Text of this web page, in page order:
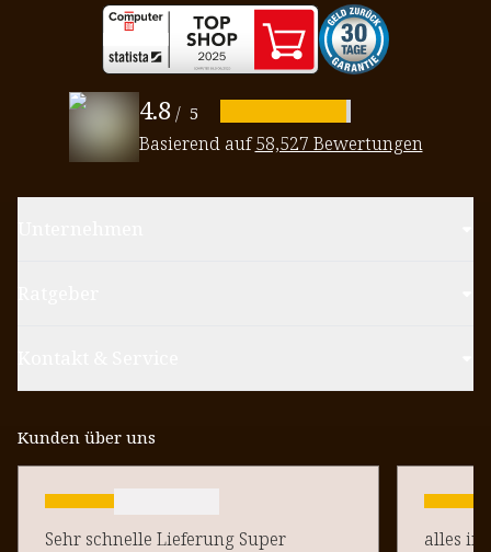
4.8 / 5
Basierend auf58,527 Bewertungen
Kunden über uns
Sehr schnelle Lieferung Super
alles in